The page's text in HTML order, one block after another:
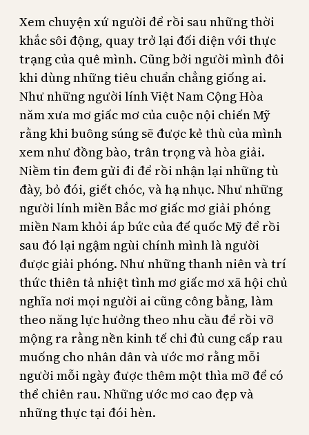
Xem chuyện xứ người để rồi sau những thời
khắc sôi động, quay trở lại đối diện với thực
trạng của quê mình. Cũng bởi người mình đôi
khi dùng những tiêu chuẩn chẳng giống ai.
Như những người lính Việt Nam Cộng Hòa
năm xưa mơ giấc mơ của cuộc nội chiến Mỹ
rằng khi buông súng sẽ được kẻ thù của mình
xem như đồng bào, trân trọng và hòa giải.
Niềm tin đem gửi đi để rồi nhận lại những tù
đày, bỏ đói, giết chóc, và hạ nhục. Như những
người lính miền Bắc mơ giấc mơ giải phóng
miền Nam khỏi áp bức của đế quốc Mỹ để rồi
sau đó lại ngậm ngùi chính mình là người
được giải phóng. Như những thanh niên và trí
thức thiên tả nhiệt tình mơ giấc mơ xã hội chủ
nghĩa nơi mọi người ai cũng công bằng, làm
theo năng lực hưởng theo nhu cầu để rồi vỡ
mộng ra rằng nền kinh tế chỉ đủ cung cấp rau
muống cho nhân dân và ước mơ rằng mỗi
người mỗi ngày được thêm một thìa mỡ để có
thể chiên rau. Những ước mơ cao đẹp và
những thực tại đói hèn.